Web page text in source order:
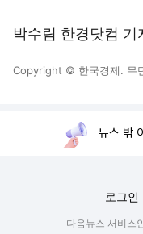
박수림 한경닷컴
Copyright © 한국경제. 무
뉴스 밖
로그인
다음뉴스 서비스